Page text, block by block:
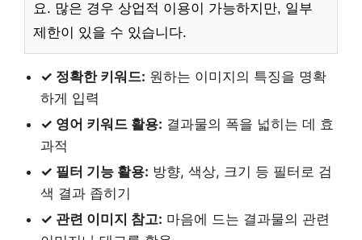
요. 많은 경우 상업적 이용이 가능하지만, 일부
제한이 있을 수 있습니다.
✓ 정확한 키워드: 원하는 이미지의 특징을 명확
하게 입력
✓ 영어 키워드 활용: 결과물의 폭을 넓히는 데 효
과적
✓ 필터 기능 활용: 방향, 색상, 크기 등 필터로 검
색 결과 좁히기
✓ 관련 이미지 참고: 마음에 드는 결과물의 관련